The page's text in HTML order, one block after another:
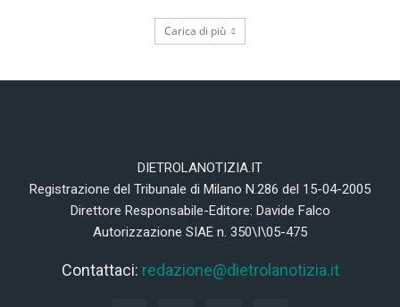
Carica di più
DIETROLANOTIZIA.IT
Registrazione del Tribunale di Milano N.286 del 15-04-2005
Direttore Responsabile-Editore: Davide Falco
Autorizzazione SIAE n. 350\I\05-475
Contattaci: redazione@dietrolanotizia.it